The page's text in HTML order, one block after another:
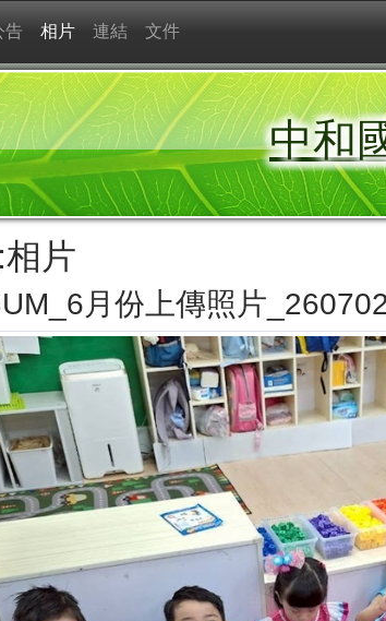
告 相片 連結 文件
中和
片
月份上傳照片